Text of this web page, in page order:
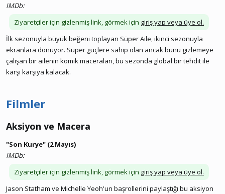
IMDb:
Ziyaretçiler için gizlenmiş link, görmek için giriş yap veya üye ol.
İlk sezonuyla büyük beğeni toplayan Süper Aile, ikinci sezonuyla
ekranlara dönüyor. Süper güçlere sahip olan ancak bunu gizlemeye
çalışan bir ailenin komik maceraları, bu sezonda global bir tehdit ile
karşı karşıya kalacak.
Filmler
Aksiyon ve Macera​
"Son Kurye" (2 Mayıs)
IMDb:
Ziyaretçiler için gizlenmiş link, görmek için giriş yap veya üye ol.
Jason Statham ve Michelle Yeoh'un başrollerini paylaştığı bu aksiyon